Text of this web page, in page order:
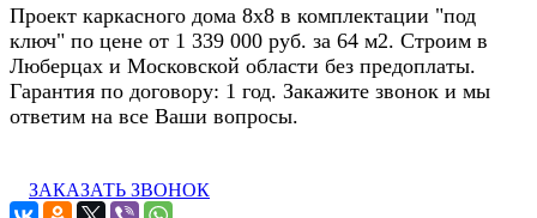
Проект каркасного дома 8х8 в комплектации "под
ключ" по цене от 1 339 000 руб. за 64 м2. Строим в
Люберцах и Московской области без предоплаты.
Гарантия по договору: 1 год. Закажите звонок и мы
ответим на все Ваши вопросы.
ЗАКАЗАТЬ ЗВОНОК